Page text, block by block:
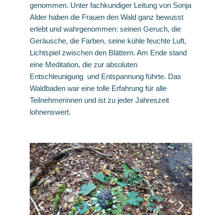
genommen. Unter fachkundiger Leitung von Sonja
Alder haben die Frauen den Wald ganz bewusst
erlebt und wahrgenommen: seinen Geruch, die
Geräusche, die Farben, seine kühle feuchte Luft,
Lichtspiel zwischen den Blättern. Am Ende stand
eine Meditation, die zur absoluten
Entschleunigung und Entspannung führte. Das
Waldbaden war eine tolle Erfahrung für alle
Teilnehmerinnen und ist zu jeder Jahreszeit
lohnenswert.